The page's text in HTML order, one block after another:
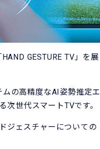
GESTURE TV」を展
ムの高精度なAI姿勢推定エ
世代スマートTVです。
ジェスチャーについての